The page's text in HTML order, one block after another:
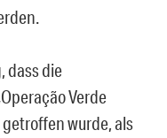
dass die
Verde
wurde, als